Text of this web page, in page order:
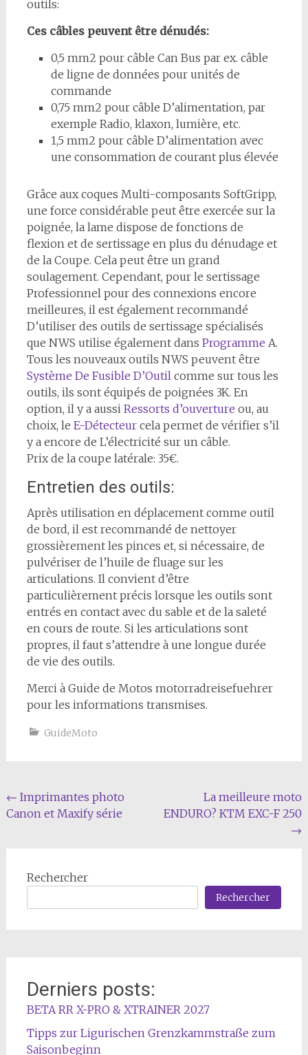
outils:
Ces câbles peuvent être dénudés:
0,5 mm2 pour câble Can Bus par ex. câble
de ligne de données pour unités de
commande
0,75 mm2 pour câble D’alimentation, par
exemple Radio, klaxon, lumière, etc.
1,5 mm2 pour câble D’alimentation avec
une consommation de courant plus élevée
Grâce aux coques Multi-composants SoftGripp,
une force considérable peut être exercée sur la
poignée, la lame dispose de fonctions de
flexion et de sertissage en plus du dénudage et
de la Coupe. Cela peut être un grand
soulagement. Cependant, pour le sertissage
Professionnel pour des connexions encore
meilleures, il est également recommandé
D’utiliser des outils de sertissage spécialisés
que NWS utilise également dans Programme A.
Tous les nouveaux outils NWS peuvent être
Système De Fusible D’Outil comme sur tous les
outils, ils sont équipés de poignées 3K. En
option, il y a aussi Ressorts d’ouverture ou, au
choix, le E-Détecteurcela permet de vérifier s’il
y a encore de L’électricité sur un câble.
Prix de la coupe latérale: 35€.
Entretien des outils:
Après utilisation en déplacement comme outil
de bord, il est recommandé de nettoyer
grossièrement les pinces et, si nécessaire, de
pulvériser de l’huile de fluage sur les
articulations. Il convient d’être
particulièrement précis lorsque les outils sont
entrés en contact avec du sable et de la saleté
en cours de route. Si les articulations sont
propres, il faut s’attendre à une longue durée
de vie des outils.
Merci à Guide de Motos motorradreisefuehrer
pour les informations transmises.
GuideMoto
Navigation
de
← Imprimantes photo
Canon et Maxify série
La meilleure moto
ENDURO? KTM EXC-F 250
→
Rechercher
Rechercher
Derniers posts:
BETA RR X-PRO & XTRAINER 2027
Tipps zur Ligurischen Grenzkammstraße zum
Saisonbeginn